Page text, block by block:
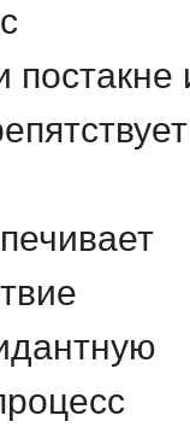
постакне